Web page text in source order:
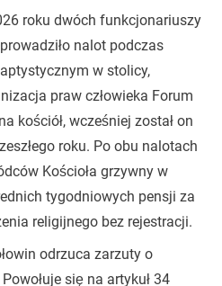
roku dwóch funkcjonariuszy
nalot podczas
w stolicy,
praw człowieka Forum
kościół, wcześniej został on
roku. Po obu nalotach
Kościoła grzywny w
tygodniowych pensji za
religijnego bez rejestracji.
odrzuca zarzuty o
się na artykuł 34